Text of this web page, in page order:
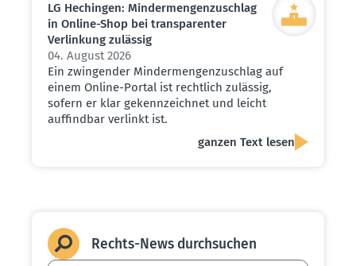
LG Hechingen: Minder­men­gen­zu­schlag
in Online-Shop bei trans­pa­renter
Verlinkung zulässig
04. August 2026
Ein zwingender Mindermengenzuschlag auf
einem Online-Portal ist rechtlich zulässig,
sofern er klar gekennzeichnet und leicht
auffindbar verlinkt ist.
ganzen Text lesen
Rechts-News durch­suchen